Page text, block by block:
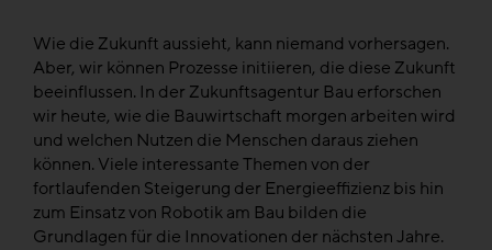
Wie die Zukunft aussieht, kann niemand vorhersagen.
Aber, wir können Prozesse initiieren, die diese Zukunft
beeinflussen. In der Zukunftsagentur Bau erforschen
wir heute, wie die Bauwirtschaft morgen arbeiten wird
und welchen Nutzen die Menschen daraus ziehen
können. Viele interessante Themen von der
fortlaufenden Steigerung der Energieeffizienz bis hin
zum Einsatz von Robotik am Bau bilden die
Grundlagen für die Innovationen der nächsten Jahre.